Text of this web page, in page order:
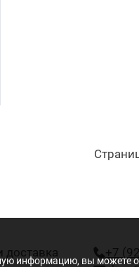
доставка
+7
информацию, вы можете